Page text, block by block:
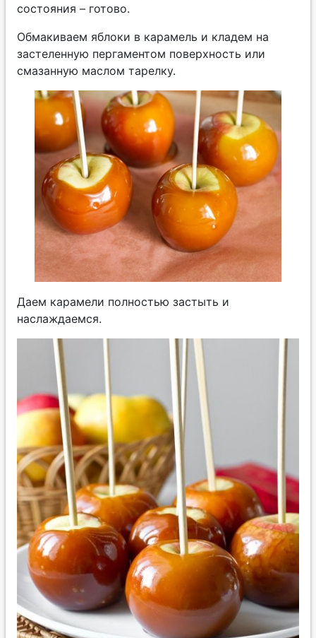
состояния – готово.
Обмакиваем яблоки в карамель и кладем на
застеленную пергаментом поверхность или
смазанную маслом тарелку.
Даем карамели полностью застыть и
наслаждаемся.